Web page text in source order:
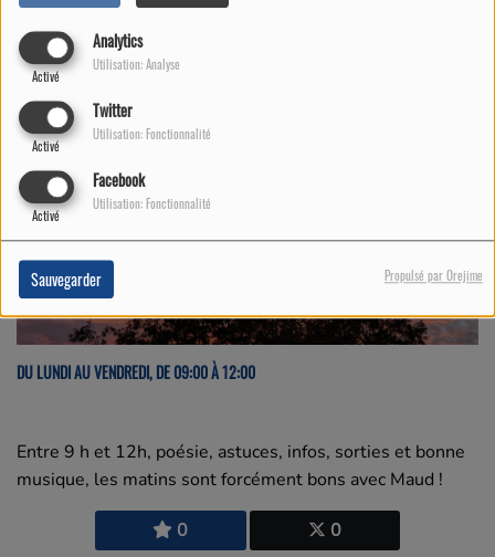
Analytics
Activé
Utilisation: Analyse
Twitter
Activé
Utilisation: Fonctionnalité
Facebook
Activé
Utilisation: Fonctionnalité
Sauvegarder Propulsé par Orejime
0 0
DU LUNDI AU VENDREDI, DE 09:00 À 12:00
Entre 9 h et 12h, poésie, astuces, infos, sorties et bonne
musique, les matins sont forcément bons avec Maud !